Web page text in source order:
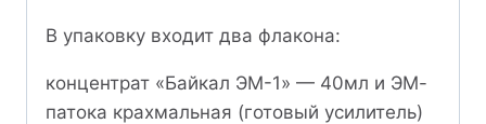
В упаковку входит два флакона:
концентрат «Байкал ЭМ-1» — 40мл и ЭМ-
патока крахмальная (готовый усилитель)